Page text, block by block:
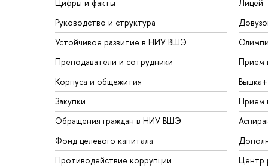
Цифры и факты
Руководство и структура
Устойчивое развитие в НИУ ВШЭ
Преподаватели и сотрудники
Корпуса и общежития
Закупки
Обращения граждан в НИУ ВШЭ
Фонд целевого капитала
Противодействие коррупции
Лицей
Прием
Вышка+
Прием
Центр